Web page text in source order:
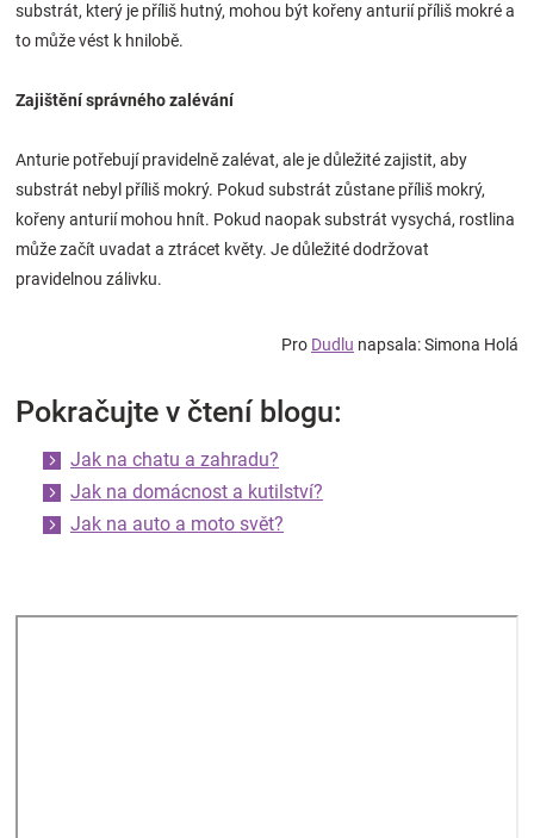
substrát, který je příliš hutný, mohou být kořeny anturií příliš mokré a
to může vést k hnilobě.
Zajištění správného zalévání
Anturie potřebují pravidelně zalévat, ale je důležité zajistit, aby
substrát nebyl příliš mokrý. Pokud substrát zůstane příliš mokrý,
kořeny anturií mohou hnít. Pokud naopak substrát vysychá, rostlina
může začít uvadat a ztrácet květy. Je důležité dodržovat
pravidelnou zálivku.
Pro Dudlu napsala: Simona Holá
Pokračujte v čtení blogu:
Jak na chatu a zahradu?
Jak na domácnost a kutilství?
Jak na auto a moto svět?